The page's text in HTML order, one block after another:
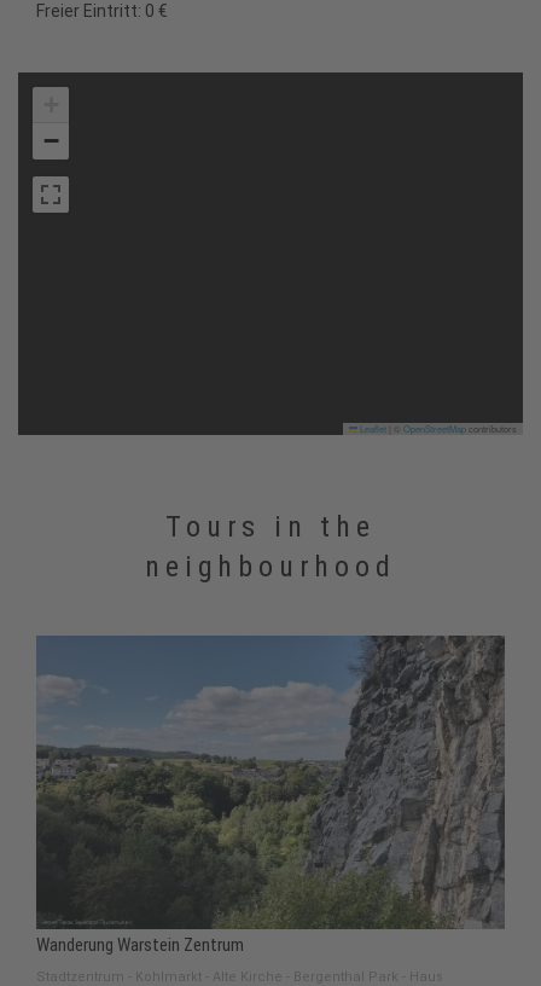
Freier Eintritt: 0 €
−
Leaflet OpenStreetMapcontributors
Tours in the
neighbourhood
Wanderung Warstein Zentrum
Stadtzentrum - Kohlmarkt - Alte Kirche - Bergenthal Park - Haus